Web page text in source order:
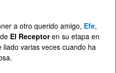
a otro querido amigo, Efe,
de El Receptoren su etapa en
liado varias veces cuando ha